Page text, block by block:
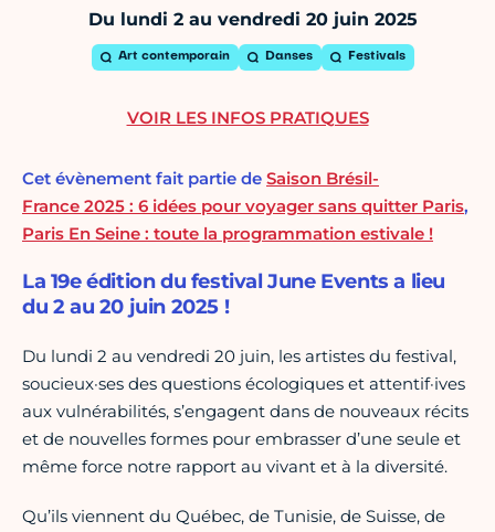
Du lundi 2 au vendredi 20 juin 2025
Art contemporain Danses Festivals
Cet évènement fait partie de Saison Brésil-
France 2025 : 6 idées pour voyager sans quitter Paris,
Paris En Seine : toute la programmation estivale !
La 19e édition du festival June Events a lieu
du 2 au 20 juin 2025 !
Du lundi 2 au vendredi 20 juin, les artistes du festival,
soucieux·ses des questions écologiques et attentif·ives
aux vulnérabilités, s’engagent dans de nouveaux récits
et de nouvelles formes pour embrasser d’une seule et
même force notre rapport au vivant et à la diversité.
Qu’ils viennent du Québec, de Tunisie, de Suisse, de
VOIR LES INFOS PRATIQUES